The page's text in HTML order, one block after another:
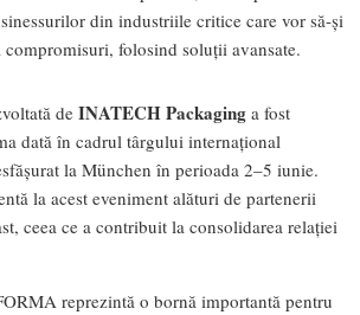
din industriile critice care vor să-și
folosind soluții avansate.
de INATECH Packaging a fost
dată în cadrul târgului internațional
la München în perioada 2–5 iunie.
la acest eveniment alături de partenerii
ceea ce a contribuit la consolidarea relației
reprezintă o bornă importantă pentru